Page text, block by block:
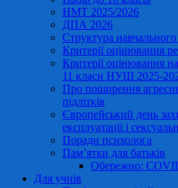
НМТ 2025/2026
ДПА 2026
Структура
Критерії оцінювання
Критерії оцінювання
11 класи НУШ 2025-
Про поширення
підлітків
Європейський день
експлуатації і
Поради психолога
Пам’ятки для батьків
Обережно:
Для учнів